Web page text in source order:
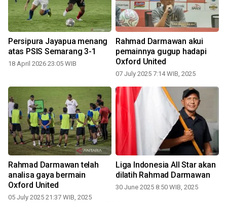
Persipura Jayapua menang
atas PSIS Semarang 3-1
18 April 2026 23:05 WIB
Rahmad Darmawan akui
pemainnya gugup hadapi
Oxford United
07 July 2025 7:14 WIB, 2025
Rahmad Darmawan telah
analisa gaya bermain
Oxford United
05 July 2025 21:37 WIB, 2025
Liga Indonesia All Star akan
dilatih Rahmad Darmawan
30 June 2025 8:50 WIB, 2025